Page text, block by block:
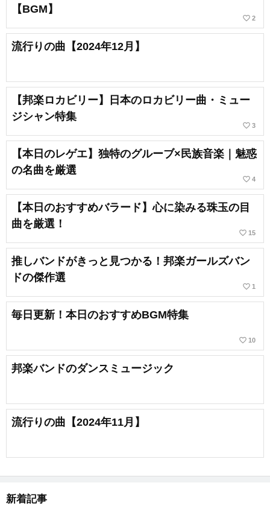
【BGM】
favorite_border 2
流行りの曲【2024年12月】
【邦楽ロカビリー】日本のロカビリー曲・ミュー
ジシャン特集
favorite_border 3
【本日のレゲエ】独特のグルーブ×民族音楽｜魅惑
の名曲を厳選
favorite_border 4
【本日のおすすめバラード】心に染みる珠玉の目
曲を厳選！
favorite_border 15
推しバンドがきっと見つかる！邦楽ガールズバン
ドの傑作選
favorite_border 1
毎日更新！本日のおすすめBGM特集
favorite_border 10
邦楽バンドのダンスミュージック
流行りの曲【2024年11月】
新着記事